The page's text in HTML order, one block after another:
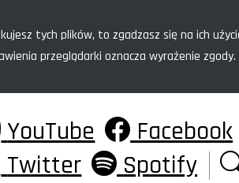
tych plików, to zgadzasz się na ich
przeglądarki oznacza wyrażenie zgody.
YouTube Facebook
Twitter
Spotify